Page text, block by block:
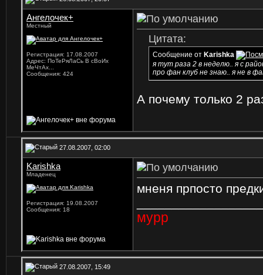
Ангелочек+
Местный
Регистрация: 17.08.2007
Адрес: ПоТеРяЛаСь В сВоИх
МеЧтАх...
Сообщения: 424
Цитата:
Сообщение от Karishka
я тут раза 2 в неделю.. я с
про фан клуб не знаю.. я не в
А почему только 2
27.08.2007, 02:00
Karishka
Младенец
Регистрация: 19.08.2007
Сообщения: 18
мненя прпосто
мурр
27.08.2007, 15:49